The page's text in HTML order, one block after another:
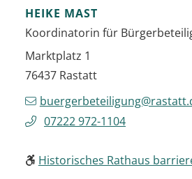
HEIKE MAST
Koordinatorin für
Marktplatz 1
76437 Rastatt
07222 972-1104
Historisches Rathaus